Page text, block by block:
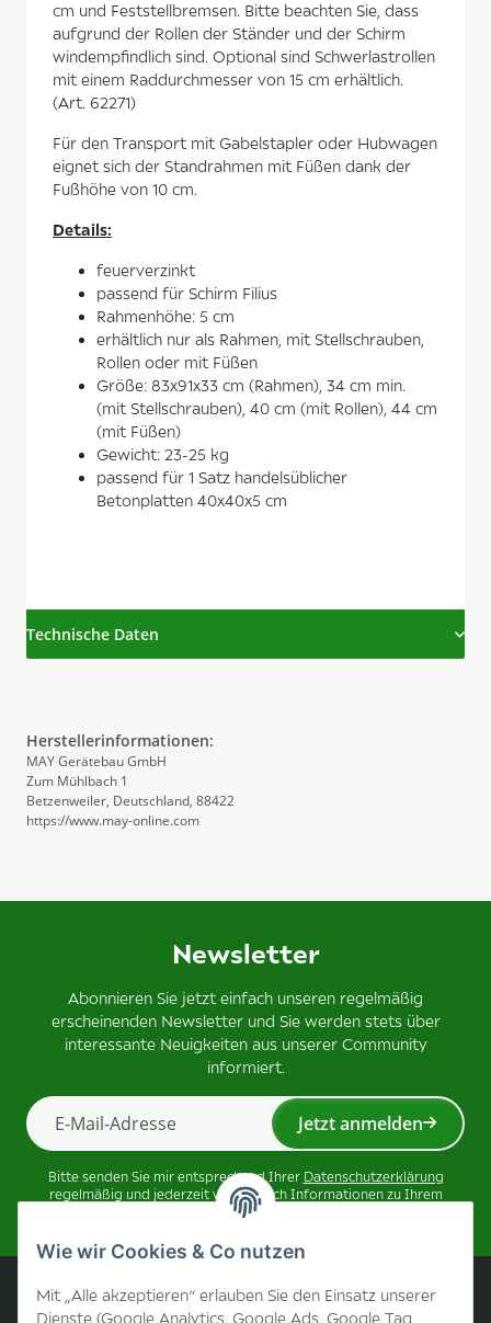
Wie wir Cookies & Co nutzen
Mit „Alle akzeptieren“ erlauben Sie den Einsatz unserer
Dienste (Google Analytics, Google Ads, Google Tag
cm und Feststellbremsen. Bitte beachten Sie, dass
aufgrund der Rollen der Ständer und der Schirm
windempfindlich sind. Optional sind Schwerlastrollen
mit einem Raddurchmesser von 15 cm erhältlich.
(Art. 62271)
Für den Transport mit Gabelstapler oder Hubwagen
eignet sich der Standrahmen mit Füßen dank der
Fußhöhe von 10 cm.
Details:
feuerverzinkt
passend für Schirm Filius
Rahmenhöhe: 5 cm
erhältlich nur als Rahmen, mit Stellschrauben,
Rollen oder mit Füßen
Größe: 83x91x33 cm (Rahmen), 34 cm min.
(mit Stellschrauben), 40 cm (mit Rollen), 44 cm
(mit Füßen)
Gewicht: 23-25 kg
passend für 1 Satz handelsüblicher
Betonplatten 40x40x5 cm
Technische Daten
Herstellerinformationen:
MAY Gerätebau GmbH
Zum Mühlbach 1
Betzenweiler, Deutschland, 88422
https://www.may-online.com
Newsletter
Abonnieren Sie jetzt einfach unseren regelmäßig
erscheinenden Newsletter und Sie werden stets über
interessante Neuigkeiten aus unserer Community
informiert.
Jetzt anmelden
Bitte senden Sie mir entsprechend Ihrer Datenschutzerklärung
regelmäßig und jederzeit widerruflich Informationen zu Ihrem
Produktsortiment per E-Mail zu.
Unternehmen